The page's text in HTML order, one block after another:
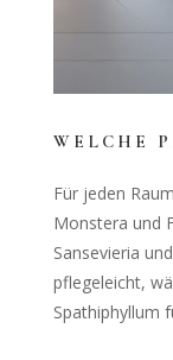
WELCHE
Für jeden
Monstera und
Sansevieria
pflegeleicht,
Spathiphyllum